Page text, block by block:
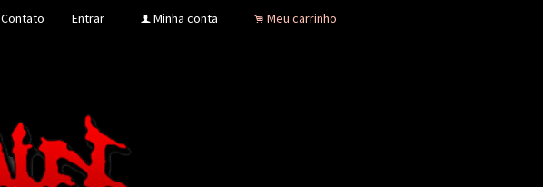
Contato Entrar f Minha conta . Meu carrinho